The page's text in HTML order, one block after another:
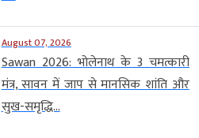
August 07, 2026
Sawan 2026: भोलेनाथ के 3 चमत्कारी
मंत्र, सावन में जाप से मानसिक शांति और
सुख-समृद्धि...